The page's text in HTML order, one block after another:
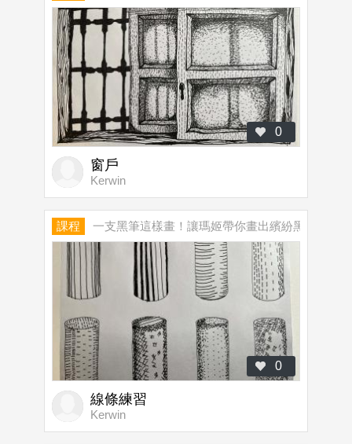
0
窗戶
Kerwin
課程 一支黑筆這樣畫！讓瑪姬帶你畫出繽紛黑白世界
0
線條練習
Kerwin